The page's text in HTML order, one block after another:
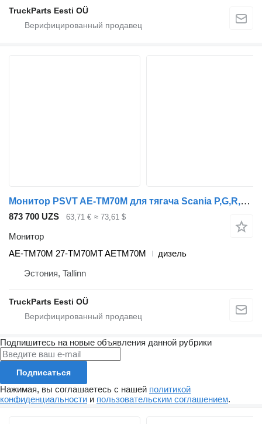
TruckParts Eesti OÜ
Монитор PSVT AE-TM70M для тягача Scania P,G,R,T-series (2004-2017)
873 700 UZS 63,71 € ≈ 73,61 $
Монитор
AE-TM70M 27-TM70MT AETM70M
дизель
Эстония, Tallinn
TruckParts Eesti OÜ
Подпишитесь на новые объявления данной рубрики
Подписаться
Нажимая, вы соглашаетесь с нашей политикой
конфиденциальности и пользовательским соглашением.